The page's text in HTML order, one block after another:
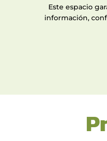
Este espacio
información,